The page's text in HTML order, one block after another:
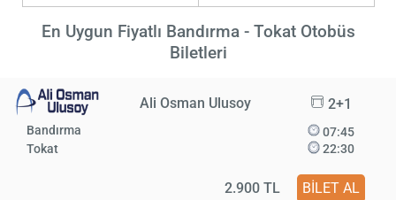
En Uygun Fiyatlı Bandırma - Tokat Otobüs
Biletleri
Ali Osman Ulusoy 2+1
Bandırma
Tokat
07:45
22:30
2.900 TL BİLET AL